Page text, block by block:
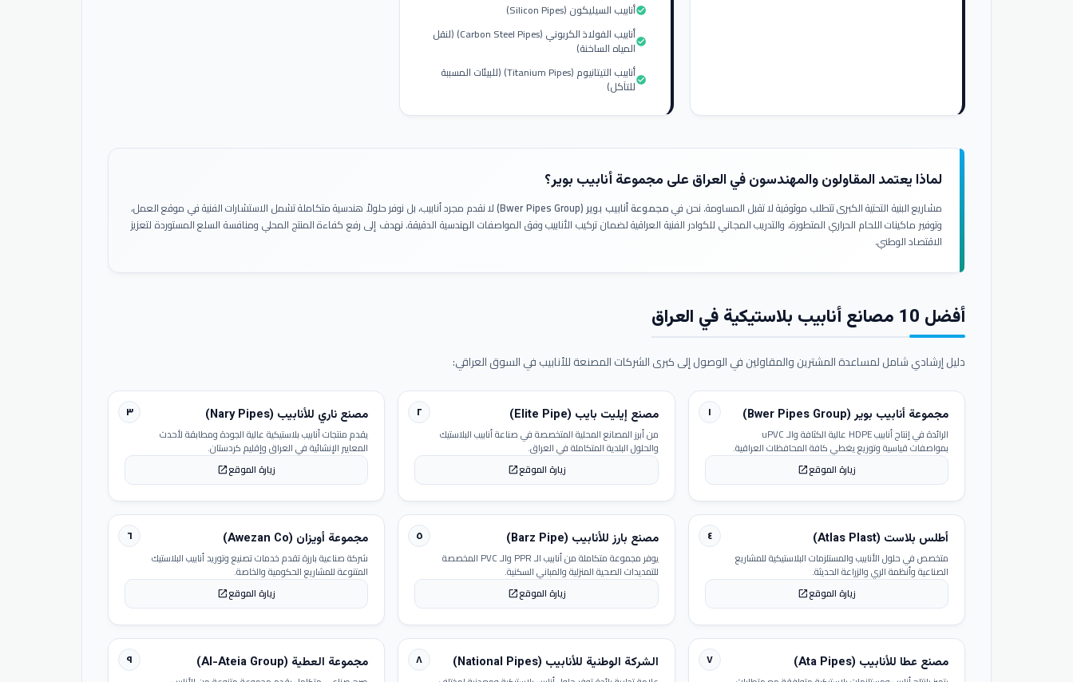
أنابيب السيليكون (Silicon Pipes)check_circle
أنابيب الفولاذ الكربوني (Carbon Steel Pipes) (لنقل
المياه الساخنة)check_circle
أنابيب التيتانيوم (Titanium Pipes) (للبيئات المسببة
للتآكل)check_circle
لماذا يعتمد المقاولون والمهندسون في العراق على مجموعة أنابيب بوير؟
مشاريع البنية التحتية الكبرى تتطلب موثوقية لا تقبل المساومة. نحن فيمجموعة أنابيب بوير (Bwer Pipes Group)
لا نقدم مجرد أنابيب، بل نوفر حلولاً هندسية متكاملة تشمل الاستشارات الفنية في موقع العمل،
وتوفير ماكينات اللحام الحراري المتطورة، والتدريب المجاني للكوادر الفنية العراقية لضمان تركيب الأنابيب وفق المواصفات الهندسية الدقيقة. نهدف إلى رفع كفاءة المنتج المحلي ومنافسة السلع المستوردة لتعزيز
الاقتصاد الوطني.
أفضل 10 مصانع أنابيب بلاستيكية في العراق
دليل إرشادي شامل لمساعدة المشترين والمقاولين في الوصول إلى كبرى الشركات المصنعة للأنابيب في السوق العراقي:
١ مجموعة أنابيب بوير (Bwer Pipes Group)
الرائدة في إنتاج أنابيب HDPE عالية الكثافة والـ uPVC
بمواصفات قياسية وتوزيع يغطي كافة المحافظات العراقية.
زيارة الموقعopen_in_new
٢ مصنع إيليت بايب (Elite Pipe)
من أبرز المصانع المحلية المتخصصة في صناعة أنابيب البلاستيك
والحلول البلدية المتكاملة في العراق.
زيارة الموقعopen_in_new
٣ مصنع ناري للأنابيب (Nary Pipes)
يقدم منتجات أنابيب بلاستيكية عالية الجودة ومطابقة لأحدث
المعايير الإنشائية في العراق وإقليم كردستان.
زيارة الموقعopen_in_new
٤ أطلس بلاست (Atlas Plast)
متخصص في حلول الأنابيب والمستلزمات البلاستيكية للمشاريع
الصناعية وأنظمة الري والزراعة الحديثة.
زيارة الموقعopen_in_new
٥ مصنع بارز للأنابيب (Barz Pipe)
يوفر مجموعة متكاملة من أنابيب الـ PPR والـ PVC المخصصة
للتمديدات الصحية المنزلية والمباني السكنية.
زيارة الموقعopen_in_new
٦ مجموعة أويزان (Awezan Co)
شركة صناعية بارزة تقدم خدمات تصنيع وتوريد أنابيب البلاستيك
المتنوعة للمشاريع الحكومية والخاصة.
زيارة الموقعopen_in_new
٧ مصنع عطا للأنابيب (Ata Pipes) ٨ الشركة الوطنية للأنابيب (National Pipes) ٩ مجموعة العطية (Al-Ateia Group)